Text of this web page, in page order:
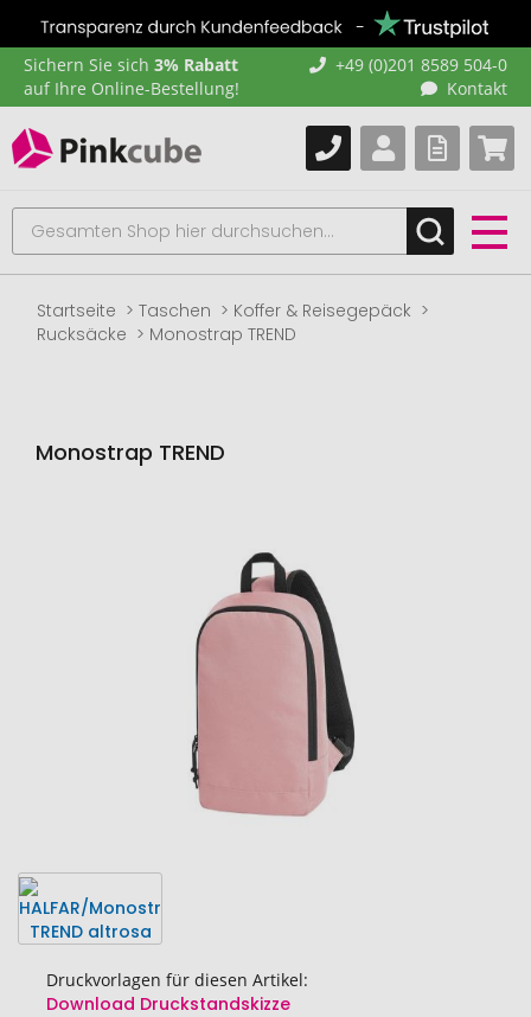
Sichern Sie sich 3% Rabatt
auf Ihre Online-Bestellung!
+49 (0)201 8589 504-0
Kontakt
Startseite Taschen
Koffer & Reisegepäck
Rucksäcke
Monostrap TREND
Monostrap TREND
Druckvorlagen für diesen Artikel:
Download Druckstandskizze